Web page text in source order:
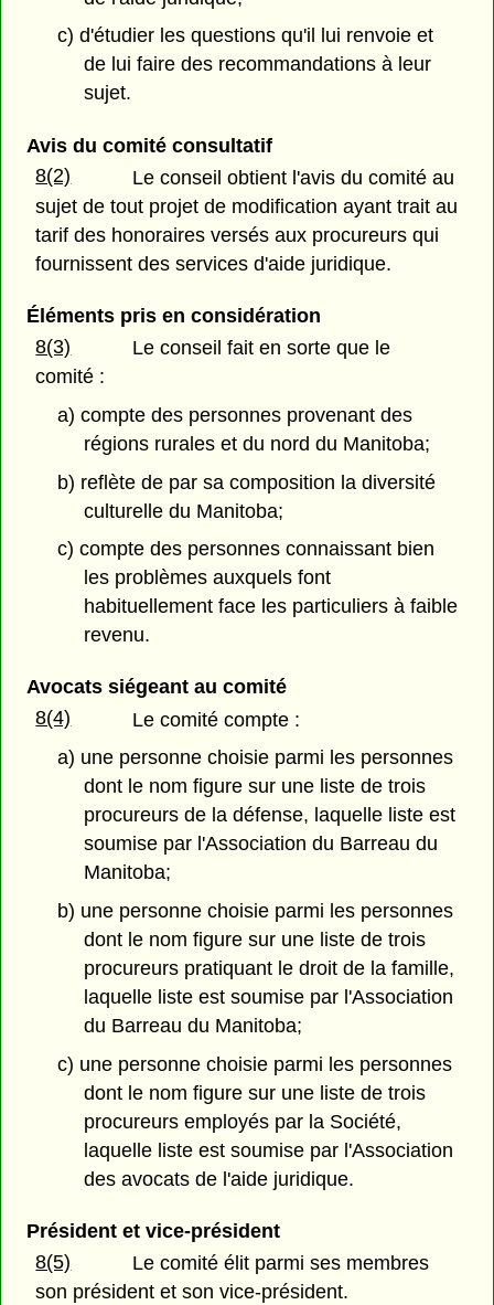
c) d'étudier les questions qu'il lui renvoie et
de lui faire des recommandations à leur
sujet.
Avis du comité consultatif
8(2)
Le conseil obtient l'avis du comité au
sujet de tout projet de modification ayant trait au
tarif des honoraires versés aux procureurs qui
fournissent des services d'aide juridique.
Éléments pris en considération
8(3)
Le conseil fait en sorte que le
comité :
a) compte des personnes provenant des
régions rurales et du nord du Manitoba;
b) reflète de par sa composition la diversité
culturelle du Manitoba;
c) compte des personnes connaissant bien
les problèmes auxquels font
habituellement face les particuliers à faible
revenu.
Avocats siégeant au comité
8(4)
Le comité compte :
a) une personne choisie parmi les personnes
dont le nom figure sur une liste de trois
procureurs de la défense, laquelle liste est
soumise par l'Association du Barreau du
Manitoba;
b) une personne choisie parmi les personnes
dont le nom figure sur une liste de trois
procureurs pratiquant le droit de la famille,
laquelle liste est soumise par l'Association
du Barreau du Manitoba;
c) une personne choisie parmi les personnes
dont le nom figure sur une liste de trois
procureurs employés par la Société,
laquelle liste est soumise par l'Association
des avocats de l'aide juridique.
Président et vice-président
8(5)
Le comité élit parmi ses membres
son président et son vice-président.